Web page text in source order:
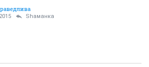
Shаманка